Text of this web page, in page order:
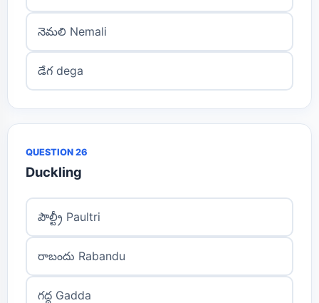
నెమలి Nemali
డేగ dega
QUESTION 26
Duckling
పౌల్ట్రీ Paultri
రాబందు Rabandu
గద్ద Gadda